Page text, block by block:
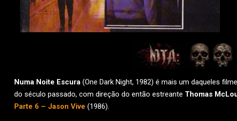
Numa Noite Escura (One Dark Night, 1982) é mais um daqueles
do século passado, com direção do então estreante Thomas
Parte 6 – Jason Vive (1986).